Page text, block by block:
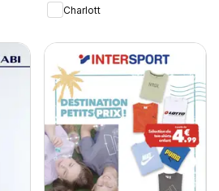
Charlott